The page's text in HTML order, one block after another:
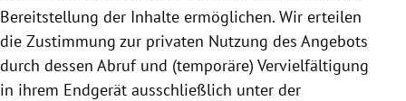
Bereitstellung der Inhalte ermöglichen. Wir erteilen
die Zustimmung zur privaten Nutzung des Angebots
durch dessen Abruf und (temporäre) Vervielfältigung
in ihrem Endgerät ausschließlich unter der